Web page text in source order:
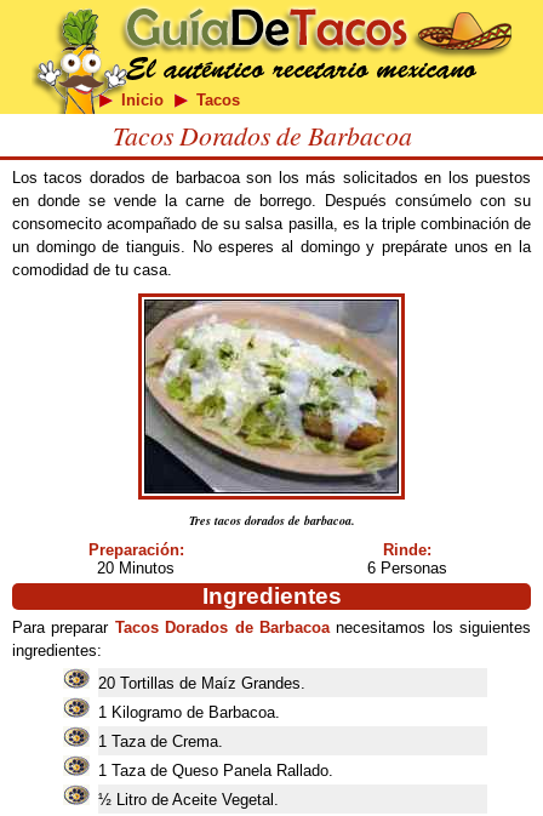
Inicio Tacos
Tacos Dorados de Barbacoa
Los tacos dorados de barbacoa son los más solicitados en los puestos
en donde se vende la carne de borrego. Después consúmelo con su
consomecito acompañado de su salsa pasilla, es la triple combinación de
un domingo de tianguis. No esperes al domingo y prepárate unos en la
comodidad de tu casa.
Tres tacos dorados de barbacoa.
Preparación:
20 Minutos
Rinde:
6 Personas
Ingredientes
Para preparar Tacos Dorados de Barbacoanecesitamos los siguientes
ingredientes:
20 Tortillas de Maíz Grandes.
1 Kilogramo de Barbacoa.
1 Taza de Crema.
1 Taza de Queso Panela Rallado.
½ Litro de Aceite Vegetal.